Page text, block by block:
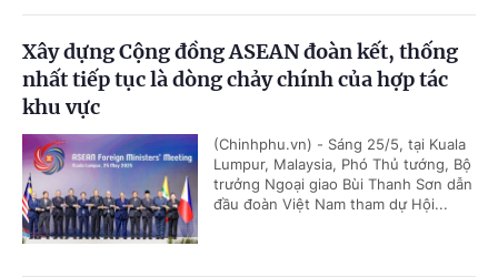
Xây dựng Cộng đồng ASEAN đoàn kết, thống
nhất tiếp tục là dòng chảy chính của hợp tác
khu vực
(Chinhphu.vn) - Sáng 25/5, tại Kuala
Lumpur, Malaysia, Phó Thủ tướng, Bộ
trưởng Ngoại giao Bùi Thanh Sơn dẫn
đầu đoàn Việt Nam tham dự Hội...